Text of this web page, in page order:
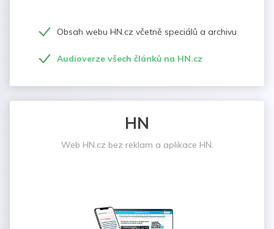
Obsah webu HN.cz včetně speciálů a archivu
Audioverze všech článků na HN.cz
HN
Web HN.cz bez reklam a aplikace HN.